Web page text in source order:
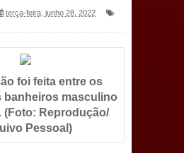
para convenção estadual
de Sapé paga salários
mês trabalhado e injeta R$
na economia
terça-feira, junho 28, 2022
foi feita entre os
banheiros masculino
(Foto: Reprodução/
Pessoal)